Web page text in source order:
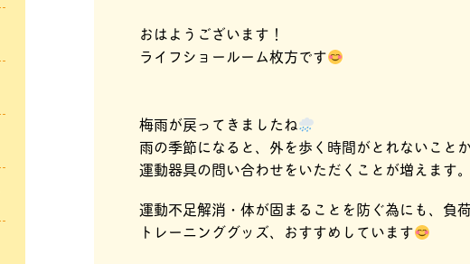
おはようございます！
ライフショールーム枚方です
梅雨が戻ってきましたね
雨の季節になると、外を歩く時間がとれないこと
運動器具の問い合わせをいただくことが増えます。
運動不足解消・体が固まることを防ぐ為にも、負
トレーニンググッズ、おすすめしています